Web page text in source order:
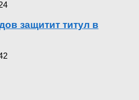
защитит титул в